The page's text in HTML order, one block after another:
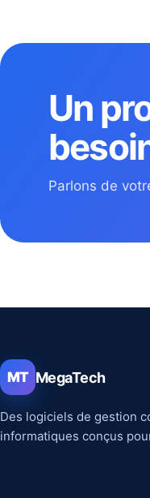
Un
Parlons de
MT MegaTech
Des logiciels de gestion
informatiques conçus